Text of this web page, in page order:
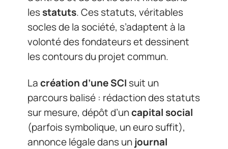
lesstatuts. Ces statuts, véritables
socles de la société, s’adaptent à la
volonté des fondateurs et dessinent
les contours du projet commun.
Lacréation d’une SCI suit un
parcours balisé : rédaction des statuts
sur mesure, dépôt d’uncapital social
(parfois symbolique, un euro suffit),
annonce légale dans unjournal